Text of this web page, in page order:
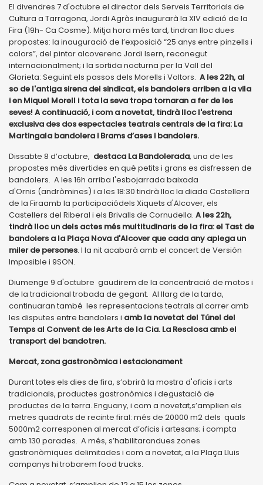
El divendres 7 d'octubre el director dels Serveis Territorials de
Cultura a Tarragona, Jordi Agràs inaugurarà la XIV edició de la
Fira (19h- Ca Cosme). Mitja hora més tard, tindran lloc dues
propostes: la inauguració de l’exposició “25 anys entre pinzells i
colors”, del pintor alcoverenc Jordi Isern, reconegut
internacionalment; i la sortida nocturna per la Vall del
Glorieta: Seguint els passos dels Morells i Voltors. A les 22h, al
so de l'antiga sirena del sindicat, els bandolers arriben a la vila
i en Miquel Morell i tota la seva tropa tornaran a fer de les
seves! A continuació, i com a novetat, tindrà lloc l'estrena
exclusiva des dos espectacles teatrals centrals de la fira: La
Martingala bandolera i Brams d’ases i bandolers.
Dissabte 8 d’octubre, destaca La Bandolerada, una de les
propostes més divertides en què petits i grans es disfressen de
bandolers. A les 16h arriba l'esbojarrada baixada
d'Ornis (andròmines) i a les 18:30 tindrà lloc la diada Castellera
de la Firaamb la participaciódels Xiquets d'Alcover, els
Castellers del Riberal i els Brivalls de Cornudella. A les 22h,
tindrà lloc un dels actes més multitudinaris de la fira: el Tast de
bandolers a la Plaça Nova d'Alcover que cada any aplega un
miler de persones. I la nit acabarà amb el concert de Versión
Imposible i 9SON.
Diumenge 9 d'octubre gaudirem de la concentració de motos i
de la tradicional trobada de gegant. Al llarg de la tarda,
continuaran també les representacions teatrals al carrer amb
les disputes entre bandolers i amb la novetat del Túnel del
Temps al Convent de les Arts de la Cia. La Resclosa amb el
transport del bandotren.
Mercat, zona gastronòmica i estacionament
Durant totes els dies de fira, s’obrirà la mostra d'oficis i arts
tradicionals, productes gastronòmics i degustació de
productes de la terra. Enguany, i com a novetat,s’amplien els
metres quadrats de recinte firal: més de 20000 m2 dels quals
5000m2 corresponen al mercat d’oficis i artesans; i compta
amb 130 parades. A més, s’habilitarandues zones
gastronòmiques delimitades i com a novetat, a la Plaça Lluis
companys hi trobarem food trucks.